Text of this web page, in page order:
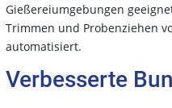
Gießereiumgebungen
Trimmen und Probenziehen
automatisiert.
Verbesserte